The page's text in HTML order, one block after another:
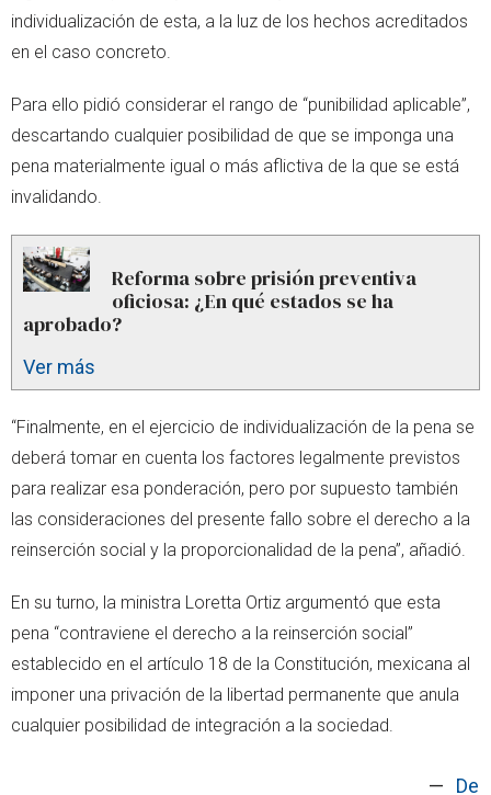
individualización de esta, a la luz de los hechos acreditados
en el caso concreto.
Para ello pidió considerar el rango de “punibilidad aplicable”,
descartando cualquier posibilidad de que se imponga una
pena materialmente igual o más aflictiva de la que se está
invalidando.
Reforma sobre prisión preventiva
oficiosa: ¿En qué estados se ha
aprobado?
Ver más
“Finalmente, en el ejercicio de individualización de la pena se
deberá tomar en cuenta los factores legalmente previstos
para realizar esa ponderación, pero por supuesto también
las consideraciones del presente fallo sobre el derecho a la
reinserción social y la proporcionalidad de la pena”, añadió.
En su turno, la ministra Loretta Ortiz argumentó que esta
pena “contraviene el derecho a la reinserción social”
establecido en el artículo 18 de la Constitución, mexicana al
imponer una privación de la libertad permanente que anula
cualquier posibilidad de integración a la sociedad.
— De